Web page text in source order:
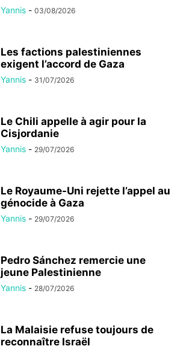
Yannis - 03/08/2026
Les factions palestiniennes
exigent l’accord de Gaza
Yannis - 31/07/2026
Le Chili appelle à agir pour la
Cisjordanie
Yannis - 29/07/2026
Le Royaume-Uni rejette l’appel au
génocide à Gaza
Yannis - 29/07/2026
Pedro Sánchez remercie une
jeune Palestinienne
Yannis - 28/07/2026
La Malaisie refuse toujours de
reconnaître Israël